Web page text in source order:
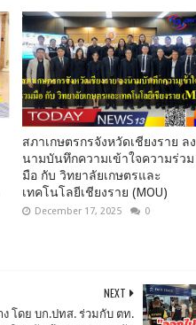
สภาเกษตรกรจังหวัดเชียงราย ลง
นามบันทึกความเข้าใจความร่วม
มือ กับ วิทยาลัยเกษตรและ
เทคโนโลยีเชียงราย (MOU)
December 17, 2025 0
NEXT
โดย บก.ปทส. ร่วมกับ ตท.